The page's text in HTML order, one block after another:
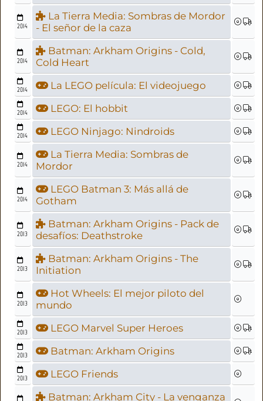
2014
La Tierra Media: Sombras de Mordor
- El señor de la caza
2014
Batman: Arkham Origins - Cold,
Cold Heart
2014 La LEGO película: El videojuego
2014 LEGO: El hobbit
2014 LEGO Ninjago: Nindroids
2014
La Tierra Media: Sombras de
Mordor
2014
LEGO Batman 3: Más allá de
Gotham
2013
Batman: Arkham Origins - Pack de
desafíos: Deathstroke
2013
Batman: Arkham Origins - The
Initiation
2013
Hot Wheels: El mejor piloto del
mundo
2013 LEGO Marvel Super Heroes
2013 Batman: Arkham Origins
2013
LEGO Friends
Batman: Arkham City - La venganza